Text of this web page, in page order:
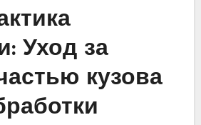
Уход за
кузова